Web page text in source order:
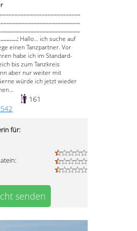
Hallo... ich suche auf
einen Tanzpartner. Vor
habe ich im Standard-
bis zum Tanzkreis
aber nur weiter mit
würde ich jetzt wieder
161
für:
senden